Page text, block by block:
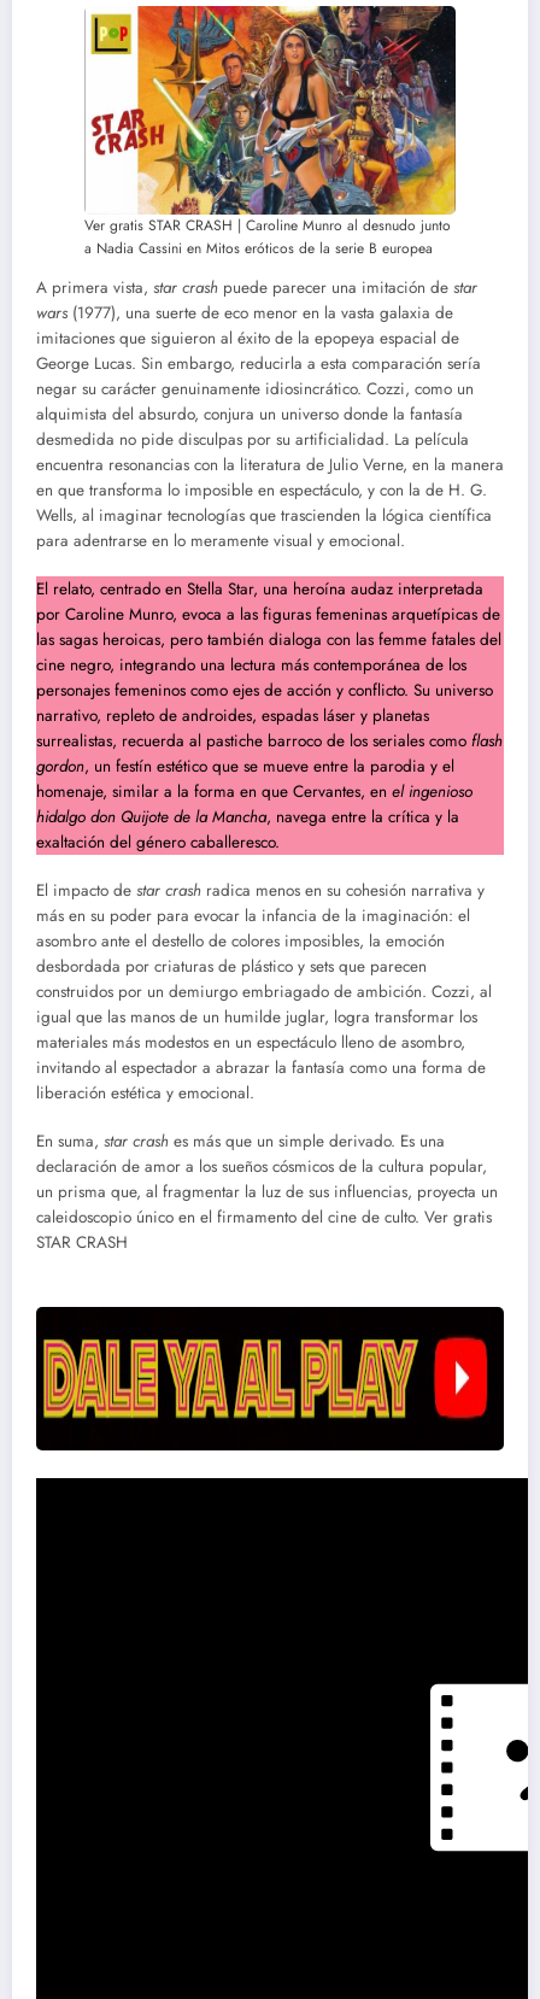
Ver gratis STAR CRASH | Caroline Munro al desnudo junto
a Nadia Cassini en Mitos eróticos de la serie B europea
A primera vista, star crash puede parecer una imitación de star
wars (1977), una suerte de eco menor en la vasta galaxia de
imitaciones que siguieron al éxito de la epopeya espacial de
George Lucas. Sin embargo, reducirla a esta comparación sería
negar su carácter genuinamente idiosincrático. Cozzi, como un
alquimista del absurdo, conjura un universo donde la fantasía
desmedida no pide disculpas por su artificialidad. La película
encuentra resonancias con la literatura de Julio Verne, en la manera
en que transforma lo imposible en espectáculo, y con la de H. G.
Wells, al imaginar tecnologías que trascienden la lógica científica
para adentrarse en lo meramente visual y emocional.
El relato, centrado en Stella Star, una heroína audaz interpretada
por Caroline Munro, evoca a las figuras femeninas arquetípicas de
las sagas heroicas, pero también dialoga con las femme fatales del
cine negro, integrando una lectura más contemporánea de los
personajes femeninos como ejes de acción y conflicto. Su universo
narrativo, repleto de androides, espadas láser y planetas
surrealistas, recuerda al pastiche barroco de los seriales como flash
gordon, un festín estético que se mueve entre la parodia y el
homenaje, similar a la forma en que Cervantes, en el ingenioso
hidalgo don Quijote de la Mancha, navega entre la crítica y la
exaltación del género caballeresco.
El impacto de star crash radica menos en su cohesión narrativa y
más en su poder para evocar la infancia de la imaginación: el
asombro ante el destello de colores imposibles, la emoción
desbordada por criaturas de plástico y sets que parecen
construidos por un demiurgo embriagado de ambición. Cozzi, al
igual que las manos de un humilde juglar, logra transformar los
materiales más modestos en un espectáculo lleno de asombro,
invitando al espectador a abrazar la fantasía como una forma de
liberación estética y emocional.
En suma, star crash es más que un simple derivado. Es una
declaración de amor a los sueños cósmicos de la cultura popular,
un prisma que, al fragmentar la luz de sus influencias, proyecta un
caleidoscopio único en el firmamento del cine de culto. Ver gratis
STAR CRASH